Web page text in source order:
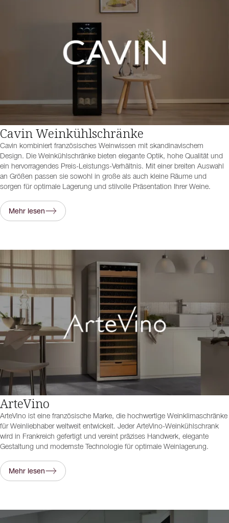
Cavin Weinkühlschränke
Cavin kombiniert französisches Weinwissen mit skandinavischem
Design. Die Weinkühlschränke bieten elegante Optik, hohe Qualität und
ein hervorragendes Preis-Leistungs-Verhältnis. Mit einer breiten Auswahl
an Größen passen sie sowohl in große als auch kleine Räume und
sorgen für optimale Lagerung und stilvolle Präsentation Ihrer Weine.
Mehr lesen
ArteVino
ArteVino ist eine französische Marke, die hochwertige Weinklimaschränke
für Weinliebhaber weltweit entwickelt. Jeder ArteVino-Weinkühlschrank
wird in Frankreich gefertigt und vereint präzises Handwerk, elegante
Gestaltung und modernste Technologie für optimale Weinlagerung.
Mehr lesen